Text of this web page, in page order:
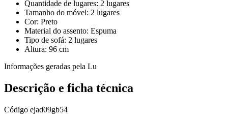
Quantidade de lugares: 2 lugares
Tamanho do móvel: 2 lugares
Cor: Preto
Material do assento: Espuma
Tipo de sofá: 2 lugares
Altura: 96 cm
Informações geradas pela Lu
Descrição e ficha técnica
Código ejad09gb54